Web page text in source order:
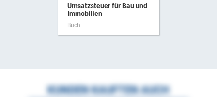
Umsatzsteuer für Bau und
Immobilien
Buch
KUNDEN KAUFTEN AUCH